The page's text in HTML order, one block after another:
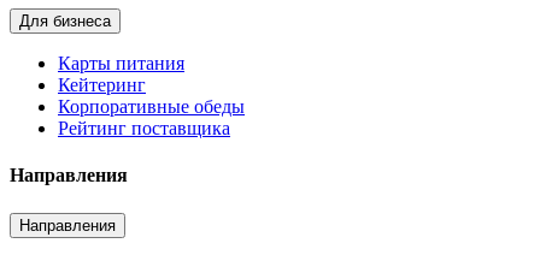
Для бизнеса
Карты питания
Кейтеринг
Корпоративные обеды
Рейтинг поставщика
Направления
Направления